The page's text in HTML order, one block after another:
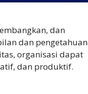
dan
dan pengetahuan
organisasi dapat
dan produktif.